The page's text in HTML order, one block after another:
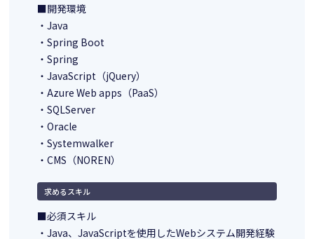
■開発環境
・Java
・Spring Boot
・Spring
・JavaScript（jQuery）
・Azure Web apps（PaaS）
・SQLServer
・Oracle
・Systemwalker
・CMS（NOREN）
求めるスキル
■必須スキル
・Java、JavaScriptを使用したWebシステム開発経験